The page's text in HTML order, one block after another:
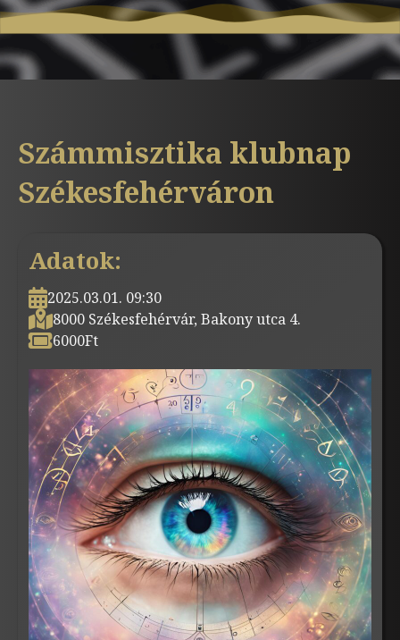
Számmisztika klubnap
Székesfehérváron
Adatok:
2025.03.01. 09:30
8000 Székesfehérvár, Bakony utca 4.
6000Ft